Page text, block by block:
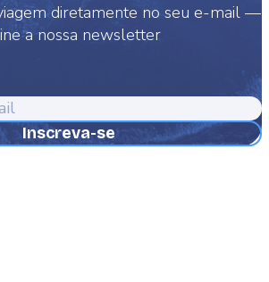
diretamente no seu e-mail —
a nossa newsletter